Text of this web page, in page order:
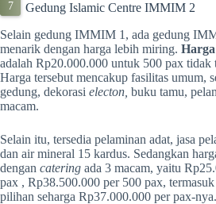
Gedung Islamic Centre IMMIM 2
Selain gedung IMMIM 1, ada gedung
menarik dengan harga lebih miring. Harga
adalah Rp20.000.000 untuk 500 pax tidak
Harga tersebut mencakup fasilitas umum,
gedung, dekorasi electon, buku tamu,
macam.
Selain itu, tersedia pelaminan adat, jasa
dan air mineral 15 kardus. Sedangkan
dengan catering ada 3 macam, yaitu
pax , Rp38.500.000 per 500 pax, termasuk
pilihan seharga Rp37.000.000 per pax-nya.